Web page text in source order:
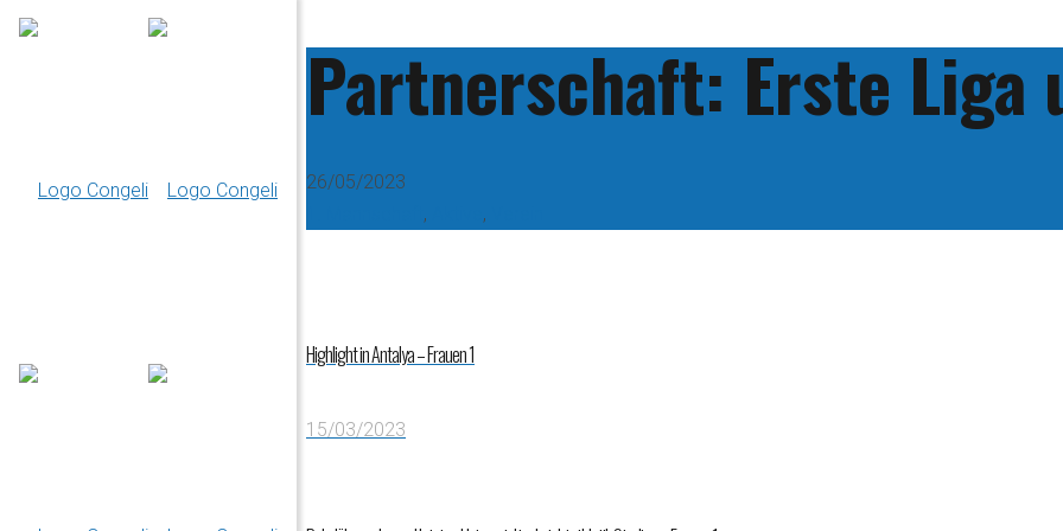
Partnerschaft: Erste Liga
26/05/2023
, ,
Highlight in Antalya – Frauen 1
15/03/2023